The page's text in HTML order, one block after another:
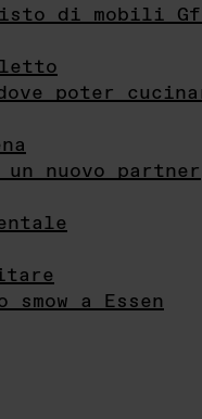
di mobili
letto
poter
un nuovo partner
a Essen